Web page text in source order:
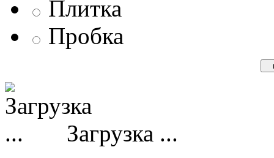
Плитка
Пробка
Загрузка ...